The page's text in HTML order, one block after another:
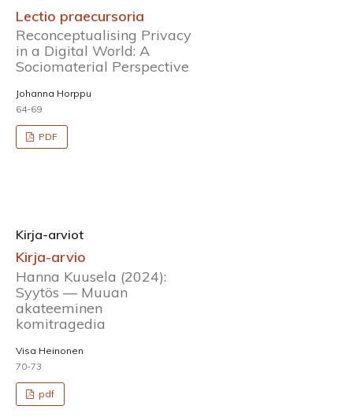
Lectio praecursoria
Reconceptualising Privacy
in a Digital World: A
Sociomaterial Perspective
Johanna Horppu
64-69
PDF
Kirja-arviot
Kirja-arvio
Hanna Kuusela (2024):
Syytös — Muuan
akateeminen
komitragedia
Visa Heinonen
70-73
pdf